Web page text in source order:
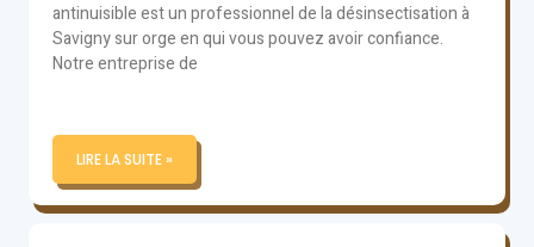
antinuisible est un professionnel de la désinsectisation à
Savigny sur orge en qui vous pouvez avoir confiance.
Notre entreprise de
LIRE LA SUITE »